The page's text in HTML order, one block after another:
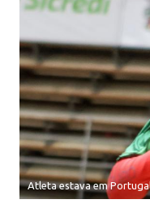
Atleta estava em